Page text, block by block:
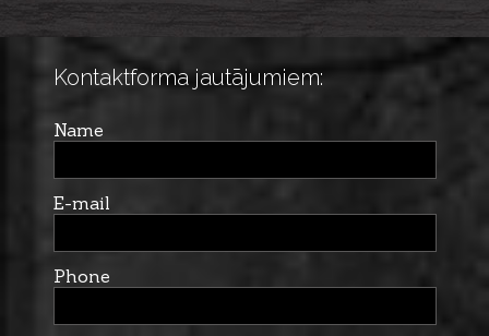
Kontaktforma jautājumiem:
Name
E-mail
Phone